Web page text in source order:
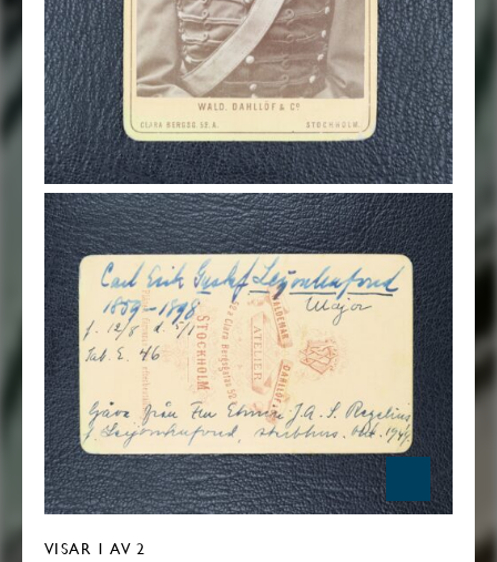
VISAR 1 AV 2